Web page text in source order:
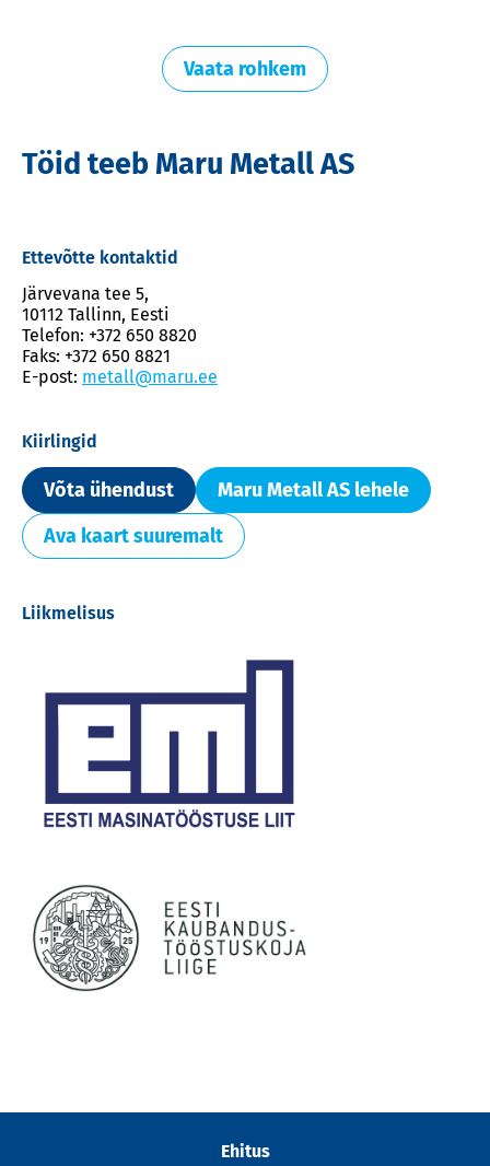
Vaata rohkem
Töid teeb Maru Metall AS
Ettevõtte kontaktid
Järvevana tee 5,
10112 Tallinn, Eesti
Telefon: +372 650 8820
Faks: +372 650 8821
E-post: metall@maru.ee
Kiirlingid
Võta ühendust
Maru Metall AS lehele
Ava kaart suuremalt
Liikmelisus
Ehitus